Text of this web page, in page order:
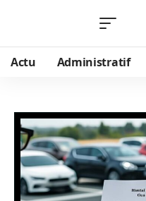
Actu Administratif